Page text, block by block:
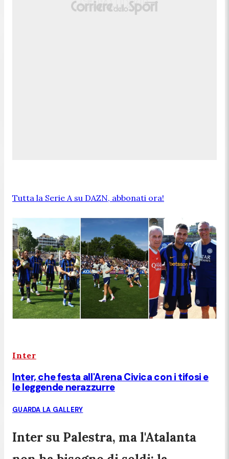
Tutta la Serie A su DAZN, abbonati ora!
Inter
Inter, che festa all'Arena Civica con i tifosi e
le leggende nerazzurre
GUARDA LA GALLERY
Inter su Palestra, ma l'Atalanta